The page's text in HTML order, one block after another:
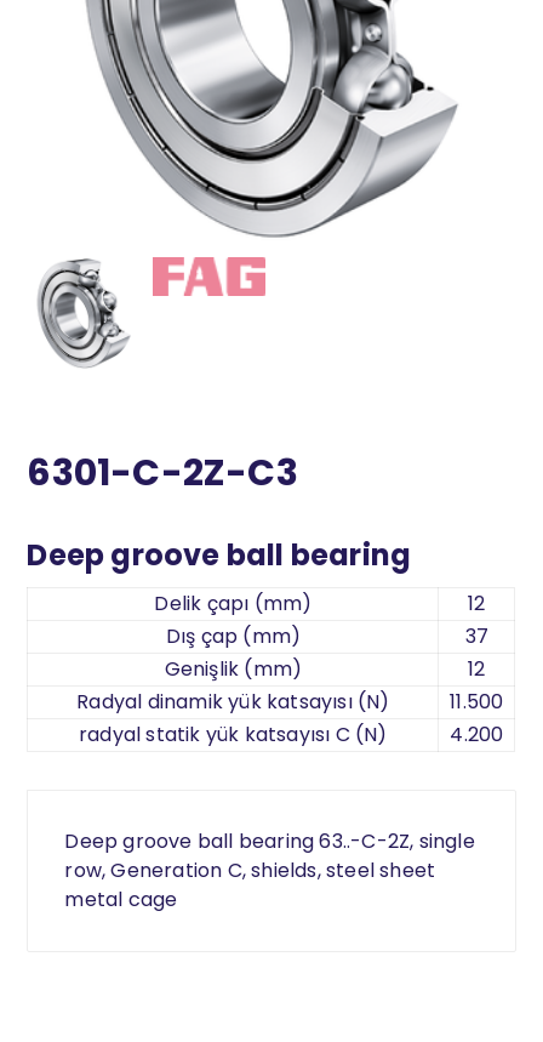
6301-C-2Z-C3
Deep groove ball bearing
Delik çapı (mm)
12
Dış çap (mm)
37
Genişlik (mm)
12
Radyal dinamik yük katsayısı (N)
11.500
radyal statik yük katsayısı C (N)
4.200
Deep groove ball bearing 63..-C-2Z, single
row, Generation C, shields, steel sheet
metal cage